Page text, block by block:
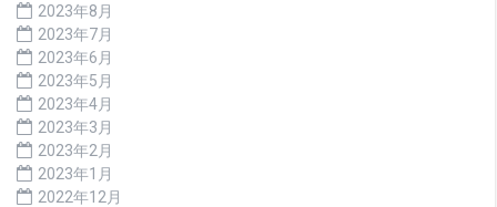
2023年8月
2023年7月
2023年6月
2023年5月
2023年4月
2023年3月
2023年2月
2023年1月
2022年12月